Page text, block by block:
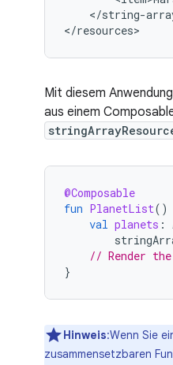
</string-
</resources>
Mit diesem
aus einem
@Composable
fun PlanetList()
val planets :
// Render
}
Hinweis:Wenn Sie
zusammensetzbaren